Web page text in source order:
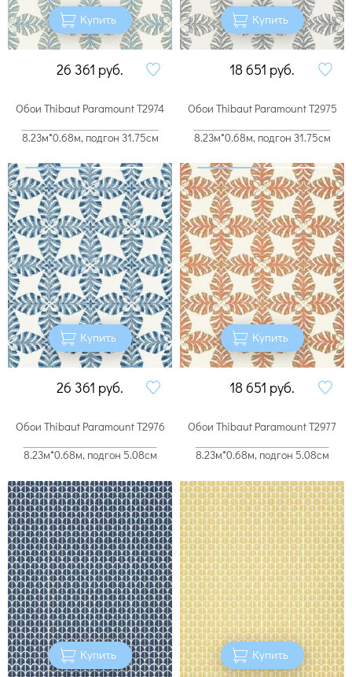
Купить
26 361 руб.
Купить
18 651 руб.
Обои Thibaut Paramount T2974
8.23м*0.68м, подгон 31.75см
Купить
26 361 руб.
Обои Thibaut Paramount T2975
8.23м*0.68м, подгон 31.75см
Купить
18 651 руб.
Обои Thibaut Paramount T2976
8.23м*0.68м, подгон 5.08см
Купить
Обои Thibaut Paramount T2977
8.23м*0.68м, подгон 5.08см
Купить